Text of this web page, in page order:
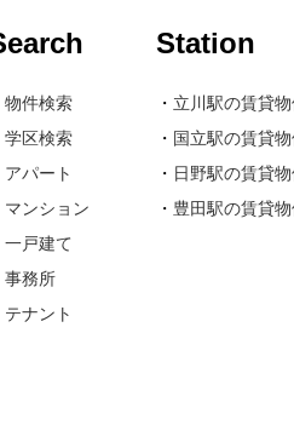
物件検索
学区検索
アパート
マンション
一戸建て
事務所
テナント
Station
・ 立川駅の賃貸
・ 国立駅の賃貸
・ 日野駅の賃貸
・ 豊田駅の賃貸